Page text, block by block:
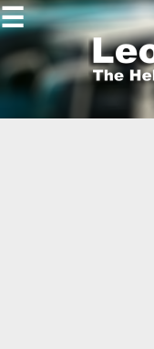
Gallery
☰